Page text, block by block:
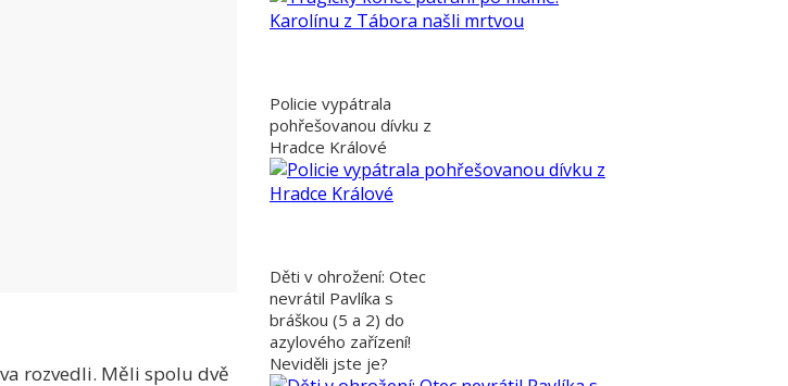
rozvedli. Měli spolu dvě
Policie vypátrala
pohřešovanou dívku z
Hradce Králové
Děti v ohrožení: Otec
nevrátil Pavlíka s
bráškou (5 a 2) do
azylového zařízení!
Neviděli jste je?